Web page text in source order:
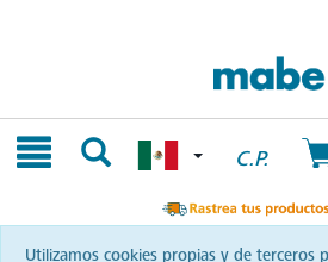
C.P.
Utilizamos cookies propias y de terceros